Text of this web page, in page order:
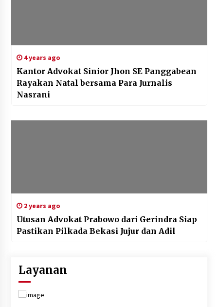
4 years ago
Kantor Advokat Sinior Jhon SE Panggabean
Rayakan Natal bersama Para Jurnalis
Nasrani
2 years ago
Utusan Advokat Prabowo dari Gerindra Siap
Pastikan Pilkada Bekasi Jujur dan Adil
Layanan